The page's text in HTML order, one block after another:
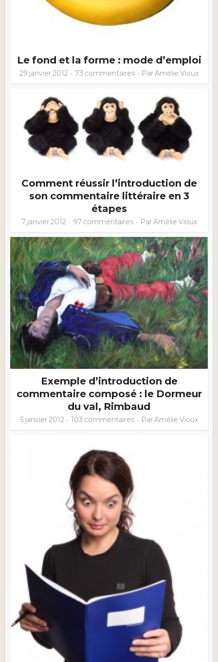
Le fond et la forme : mode d’emploi
29 janvier 2012 73 commentaires ParAmélie Vioux
Comment réussir l’introduction de
son commentaire littéraire en 3
étapes
7 janvier 2012 97 commentaires ParAmélie Vioux
Exemple d’introduction de
commentaire composé : le Dormeur
du val, Rimbaud
5 janvier 2012 103 commentaires ParAmélie Vioux